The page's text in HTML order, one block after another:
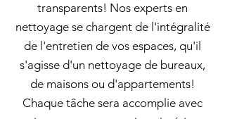
transparents! Nos experts en
nettoyage se chargent de l'intégralité
de l'entretien de vos espaces, qu'il
s'agisse d'un nettoyage de bureaux,
de maisons ou d'appartements!
Chaque tâche sera accomplie avec